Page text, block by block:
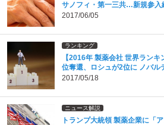
サノフィ・第一三共…新規参入
2017/06/05
ランキング
【2016年 製薬会社 世界ラン
位奪還、ロシュが2位に ノバル
2017/05/18
ニュース解説
トランプ大統領 製薬企業に「